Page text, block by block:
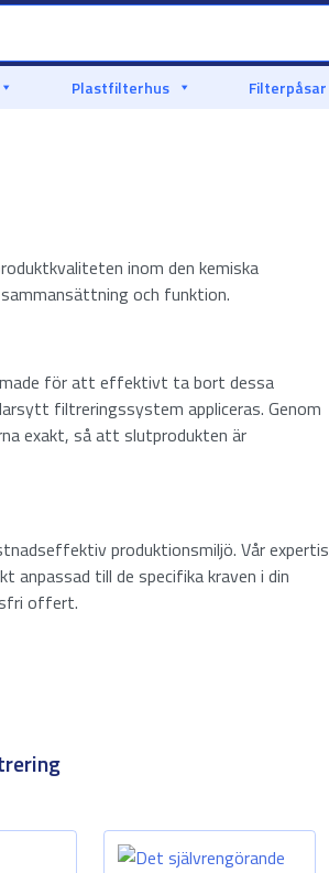
Plastfilterhus Filterpåsar
inom den kemiska
och funktion.
för att effektivt ta bort dessa
filtreringssystem appliceras. Genom
exakt, så att slutprodukten är
produktionsmiljö. Vår expertis
anpassad till de specifika kraven i din
offert.